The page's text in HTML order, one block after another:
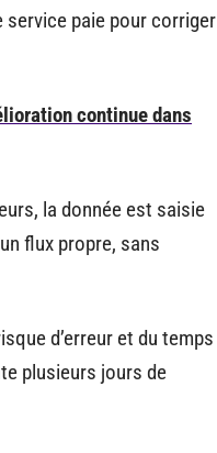
service paie pour corriger
continue dans
la donnée est saisie
flux propre, sans
d’erreur et du temps
plusieurs jours de